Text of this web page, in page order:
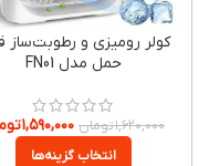
کولر رومیزی و رطوبت‌ساز قابل
حمل مدل FN01
۱,۶۲۰,۰۰۰تومان ۱,۵۹۰,۰۰۰تومان
انتخاب گزینه‌ها